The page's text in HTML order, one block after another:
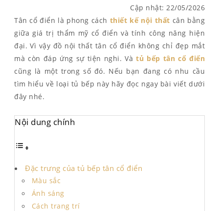
Cập nhật: 22/05/2026
Tân cổ điển là phong cách thiết kế nội thất cân bằng
giữa giá trị thẩm mỹ cổ điển và tính công năng hiện
đại. Vì vậy đồ nội thất tân cổ điển không chỉ đẹp mắt
mà còn đáp ứng sự tiện nghi. Và tủ bếp tân cổ điển
cũng là một trong số đó. Nếu bạn đang có nhu cầu
tìm hiểu về loại tủ bếp này hãy đọc ngay bài viết dưới
đây nhé.
Nội dung chính
Đặc trưng của tủ bếp tân cổ điển
Màu sắc
Ánh sáng
Cách trang trí